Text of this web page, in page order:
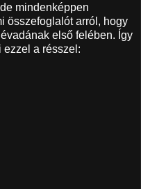
mindenképpen
összefoglalót arról, hogy
első felében. Így
ezzel a résszel: